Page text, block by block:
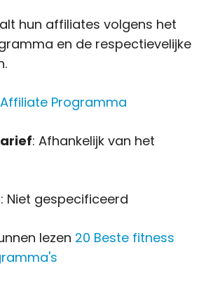
hun affiliates volgens het
en de respectievelijke
Programma
: Afhankelijk van het
: Niet gespecificeerd
lezen 20 Beste fitness